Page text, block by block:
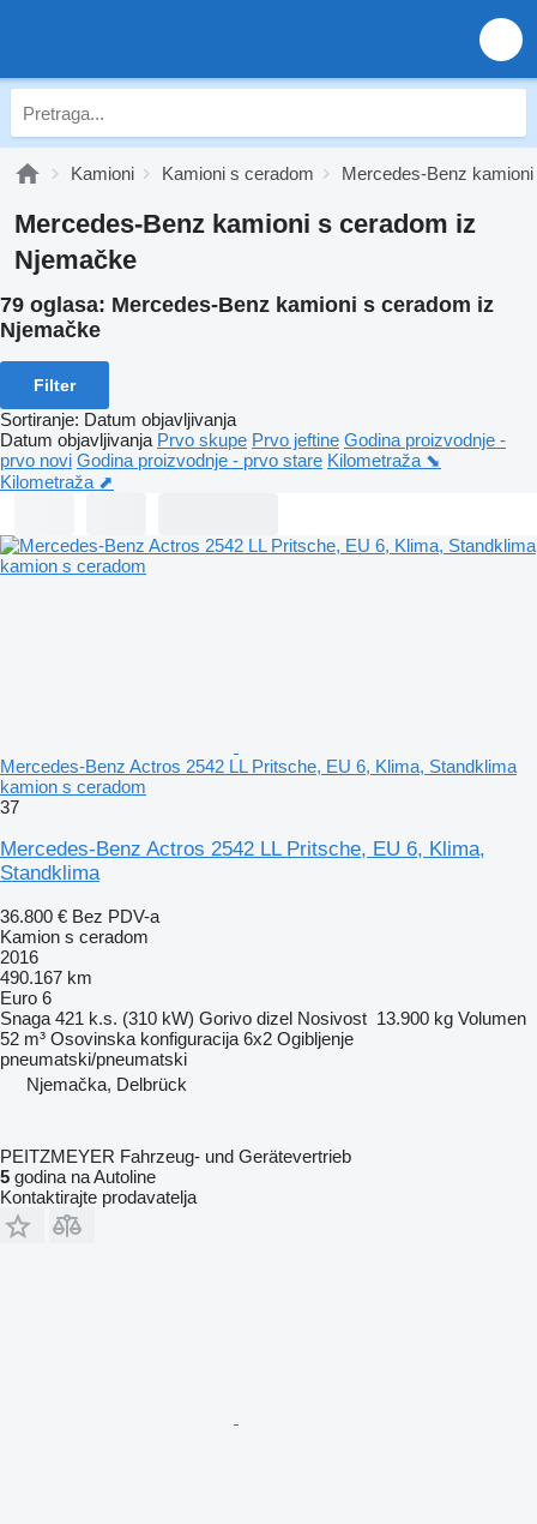
Kamioni Kamioni s ceradom Mercedes-Benz
Mercedes-Benz kamioni s ceradom iz
Njemačke
79 oglasa: Mercedes-Benz kamioni s ceradom iz
Njemačke
Filter
Sortiranje: Datum objavljivanja
Datum objavljivanja Prvo skupe Prvo jeftine Godina proizvodnje -
prvo novi Godina proizvodnje - prvo stare Kilometraža ⬊
Kilometraža ⬈
Mercedes-Benz Actros 2542 LL Pritsche, EU 6, Klima, Standklima
kamion s ceradom
37
Mercedes-Benz Actros 2542 LL Pritsche, EU 6, Klima,
Standklima
36.800 € Bez PDV-a
Kamion s ceradom
2016
490.167 km
Euro 6
Snaga 421 k.s. (310 kW) Gorivo dizel Nosivost 13.900 kg Volumen
52 m³ Osovinska konfiguracija 6x2 Ogibljenje
pneumatski/pneumatski
Njemačka, Delbrück
PEITZMEYER Fahrzeug- und Gerätevertrieb
5 godina na Autoline
Kontaktirajte prodavatelja